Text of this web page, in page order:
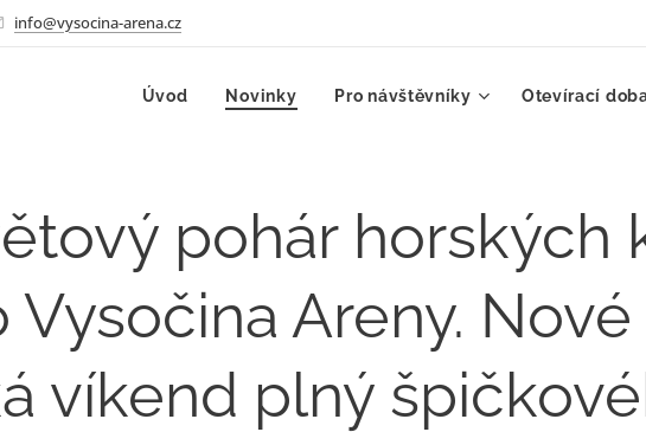
info@vysocina-arena.cz
Úvod Novinky Pro návštěvníky Otevírací
pohár horských
Vysočina Areny.
víkend plný